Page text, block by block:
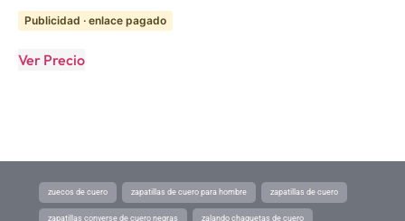
Publicidad · enlace pagado
Ver Precio
zuecos de cuero zapatillas de cuero para hombre zapatillas de cuero
zapatillas converse de cuero negras zalando chaquetas de cuero